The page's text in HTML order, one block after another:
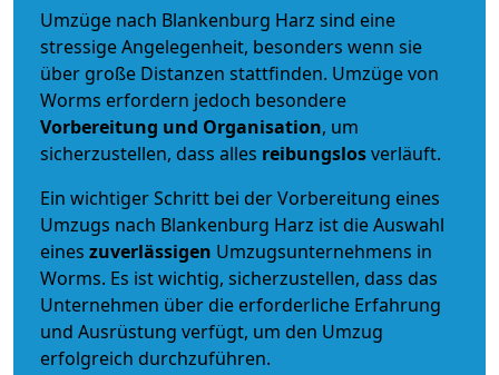
Umzüge nach Blankenburg Harz sind eine
stressige Angelegenheit, besonders wenn sie
über große Distanzen stattfinden. Umzüge von
Worms erfordern jedoch besondere
Vorbereitung und Organisation, um
sicherzustellen, dass alles reibungslosverläuft.
Ein wichtiger Schritt bei der Vorbereitung eines
Umzugs nach Blankenburg Harz ist die Auswahl
eines zuverlässigen Umzugsunternehmens in
Worms. Es ist wichtig, sicherzustellen, dass das
Unternehmen über die erforderliche Erfahrung
und Ausrüstung verfügt, um den Umzug
erfolgreich durchzuführen.